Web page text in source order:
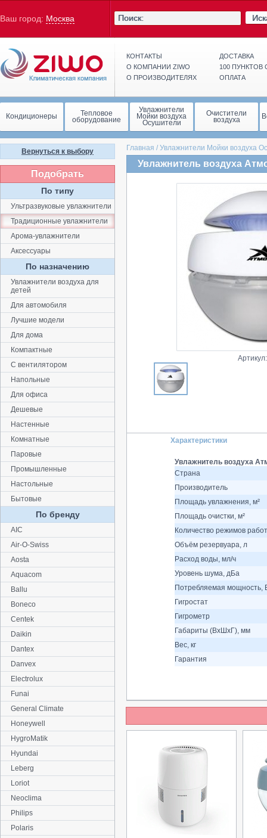
Ваш город: Москва
КОНТАКТЫ
О КОМПАНИИ ZIWO
О ПРОИЗВОДИТЕЛЯХ
ДОСТАВКА
100
ОПЛАТА
Кондиционеры Тепловое
оборудование
Увлажнители
Мойки воздуха
Осушители
Очистители
воздуха
Главная / Увлажнители Мойки воздуха
Увлажнитель воздуха
Характеристики
Увлажнитель воздуха
Страна
Производитель
Площадь увлажнения, м²
Площадь очистки, м²
Количество режимов
Объём резервуара, л
Расход воды, мл/ч
Уровень шума, дБа
Потребляемая мощность,
Гигростат
Гигрометр
Габариты (ВхШхГ), мм
Вес, кг
Гарантия
Вернуться к выбору
Подобрать
По типу
Ультразвуковые увлажнители
Традиционные увлажнители
Арома-увлажнители
Аксессуары
По назначению
Увлажнители воздуха для
детей
Для автомобиля
Лучшие модели
Для дома
Компактные
С вентилятором
Напольные
Для офиса
Дешевые
Настенные
Комнатные
Паровые
Промышленные
Настольные
Бытовые
По бренду
AIC
Air-O-Swiss
Aosta
Aquacom
Ballu
Boneco
Centek
Daikin
Dantex
Danvex
Electrolux
Funai
General Climate
Honeywell
HygroMatik
Hyundai
Leberg
Loriot
Neoclima
Philips
Polaris